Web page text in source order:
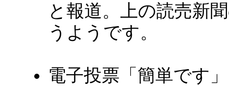
と報道。上の読売新
うようです。
電子投票「簡単です